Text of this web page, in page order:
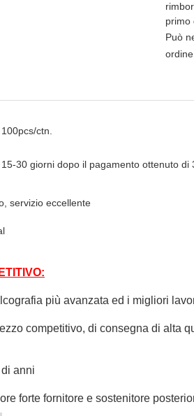
primo
Può
100pcs/ctn.
15-30 giorni dopo il pagamento ottenuto di
servizio eccellente
più avanzata ed i migliori
competitivo, di consegna di alta
anni
forte fornitore e sostenitore